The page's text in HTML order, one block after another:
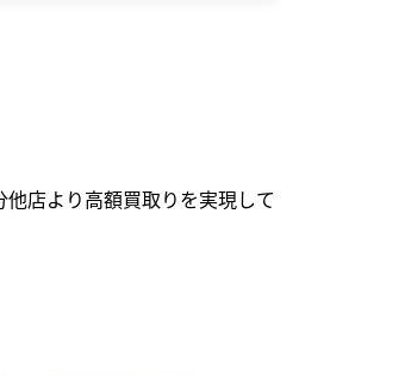
店より高額買取りを実現して